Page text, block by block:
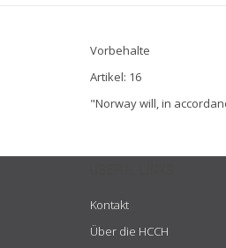
Vorbehalte
Artikel: 16
"Norway will, in
Kontakt
Über die HCCH